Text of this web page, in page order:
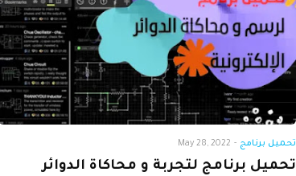
تحميل برنامج -
May 28, 2022
تحميل برنامج لتجربة و محاكاة الدوائر